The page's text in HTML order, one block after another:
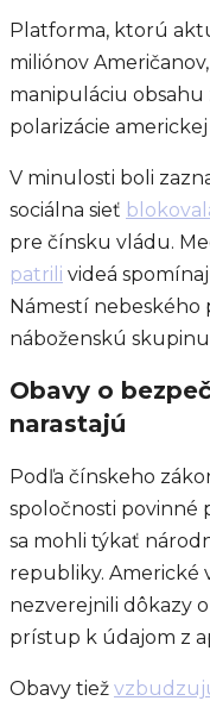
Platforma, ktorú
miliónov
manipuláciu obsahu
polarizácie
V minulosti boli
sociálna sieť
pre čínsku vládu.
patrili videá
Námestí nebeského
náboženskú
Obavy o
narastajú
Podľa čínskeho
spoločnosti povinné
sa mohli týkať
republiky. Americké
nezverejnili dôkazy
prístup k údajom z
Obavy tiež